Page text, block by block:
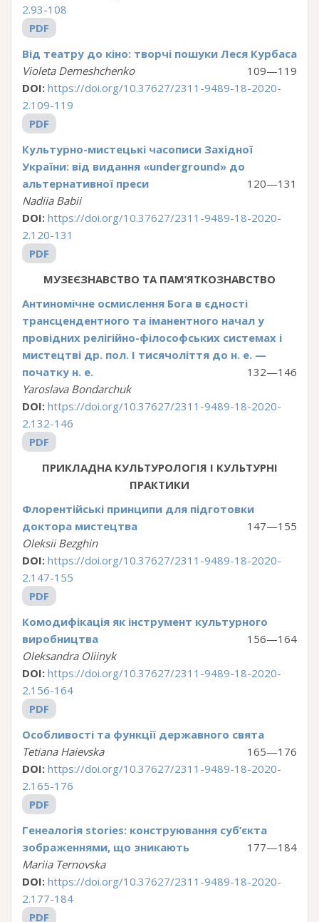
2.93-108
PDF
Від театру до кіно: творчі пошуки Леся Курбаса
109—119
Violeta Demeshchenko
DOI: https://doi.org/10.37627/2311-9489-18-2020-
2.109-119
PDF
Культурно-мистецькі часописи Західної
України: від видання «underground» до
альтернативної преси
120—131
Nadiia Babii
DOI: https://doi.org/10.37627/2311-9489-18-2020-
2.120-131
PDF
МУЗЕЄЗНАВСТВО ТА ПАМ’ЯТКОЗНАВСТВО
Антиномічне осмислення Бога в єдності
трансцендентного та іманентного начал у
провідних релігійно-філософських системах і
мистецтві др. пол. І тисячоліття до н. е. —
початку н. е.
132—146
Yaroslava Bondarchuk
DOI: https://doi.org/10.37627/2311-9489-18-2020-
2.132-146
PDF
ПРИКЛАДНА КУЛЬТУРОЛОГІЯ І КУЛЬТУРНІ
ПРАКТИКИ
Флорентійські принципи для підготовки
доктора мистецтва
147—155
Oleksii Bezghin
DOI: https://doi.org/10.37627/2311-9489-18-2020-
2.147-155
PDF
Комодифікація як інструмент культурного
виробництва
156—164
Oleksandra Oliinyk
DOI: https://doi.org/10.37627/2311-9489-18-2020-
2.156-164
PDF
Особливості та функції державного свята
165—176
Tetiana Haievska
DOI: https://doi.org/10.37627/2311-9489-18-2020-
2.165-176
PDF
Генеалогія stories: конструювання суб’єкта
зображеннями, що зникають
177—184
Mariia Ternovska
DOI: https://doi.org/10.37627/2311-9489-18-2020-
2.177-184
PDF